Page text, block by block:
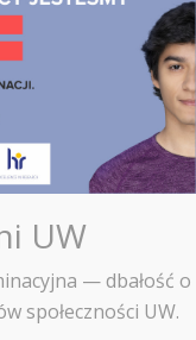
UW
— dbałość o
społeczności UW.